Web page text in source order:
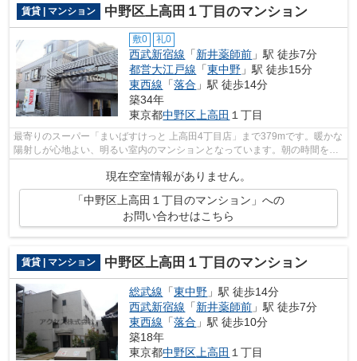
賃貸 | マンション 中野区上高田１丁目のマンション
敷0 礼0
西武新宿線 「新井薬師前 」駅 徒歩7分
都営大江戸線 「東中野 」駅 徒歩15分
東西線 「落合 」駅 徒歩14分
築34年
東京都中野区上高田 １丁目
最寄りのスーパー「まいばすけっと 上高田4丁目店」まで379mです。暖かな
陽射しが心地よい、明るい室内のマンションとなっています。朝の時間を有
現在空室情報がありません。
「中野区上高田１丁目のマンション」への
お問い合わせはこちら
賃貸 | マンション 中野区上高田１丁目のマンション
総武線 「東中野 」駅 徒歩14分
西武新宿線 「新井薬師前 」駅 徒歩7分
東西線 「落合 」駅 徒歩10分
築18年
東京都中野区 上高田 １丁目